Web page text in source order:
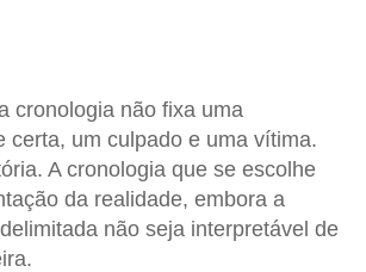
cronologia não fixa uma
certa, um culpado e uma vítima.
A cronologia que se escolhe
da realidade, embora a
não seja interpretável de